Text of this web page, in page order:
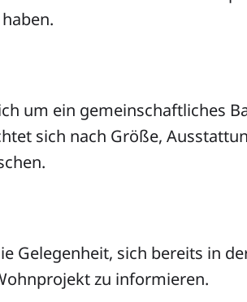
um ein gemeinschaftliches
sich nach Größe,
Gelegenheit, sich bereits in
zu informieren.